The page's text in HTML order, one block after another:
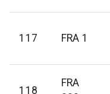
117 FRA 1
118
FRA